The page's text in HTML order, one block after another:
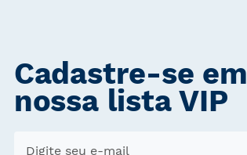
Cadastre-se em
nossa lista VIP